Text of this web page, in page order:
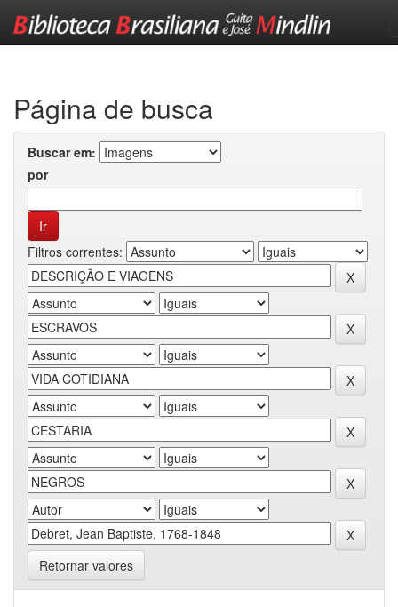
Página de busca
Buscar em:
por
Filtros correntes:
Retornar valores